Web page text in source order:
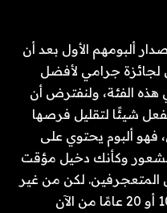
ألبومهم الأول بعد أن
لجائزة جرامي لأفضل
الفئة، ولنفترض أن
يفعل شيئًا لتقليل فرصها
فهو ألبوم يحتوي على
وكأنك دخيل مؤقت
المتعجرفين. لكن من غير
المرجح أن ننظر إلى الوراء بعد 10 أو 20 عامًا من الآن